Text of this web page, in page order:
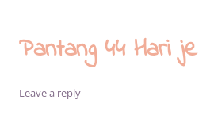
Pantang 44 Hari je
Leave a reply